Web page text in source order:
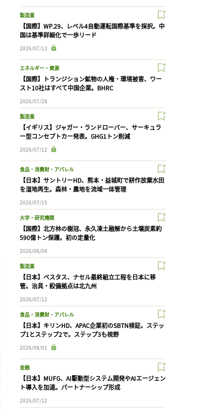
製造業
【国際】WP.29、レベル4自動運転国際基準を採択。中
国は基準詳細化で一歩リード
2026/07/13
エネルギー・資源
【国際】トランジション鉱物の人権・環境被害、ワー
スト10社はすべて中国企業。BHRC
2026/07/28
製造業
【イギリス】ジャガー・ランドローバー、サーキュラ
ー型コンセプトカー発表。GHG1トン削減
2026/07/12
食品・消費財・アパレル
【日本】サントリーHD、熊本・益城町で耕作放棄水田
を湿地再生。森林・農地を流域一体管理
2026/07/15
大学・研究機関
【国際】北方林の樹冠、永久凍土融解から土壌炭素約
590億トン保護。初の定量化
2026/08/04
製造業
【日本】ベスタス、ナセル最終組立工程を日本に移
管。治具・設備拠点は北九州
2026/07/12
食品・消費財・アパレル
【日本】キリンHD、APAC企業初のSBTN検証。ステッ
プ1とステップ2で。ステップ3も視野
2026/08/01
金融
【日本】MUFG、AI駆動型システム開発やAIエージェン
ト導入を加速。パートナーシップ形成
2026/07/12